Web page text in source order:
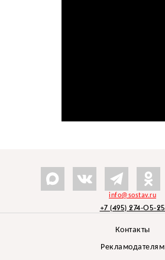
info@sostav.ru
+7 (495) 274-05-25
Контакты
Рекламодателям